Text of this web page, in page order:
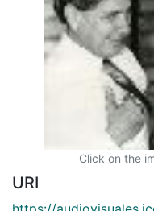
Click on the
URI